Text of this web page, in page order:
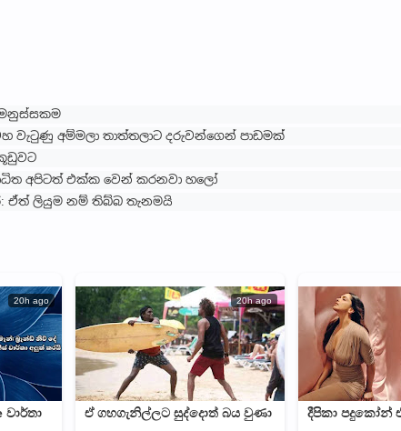
වැටුණු අම්මලා තාත්තලාට දරුවන්ගෙන් පාඩමක්
අපිටත් එක්ක වෙන් කරනවා හලෝ
ඒත් ලියුම නම් තිබ්බ තැනමයි
20h ago 20h ago
ඒ ගහගැනිල්ලට සුද්දොත් බය වුණා දීපිකා පදුකෝන්